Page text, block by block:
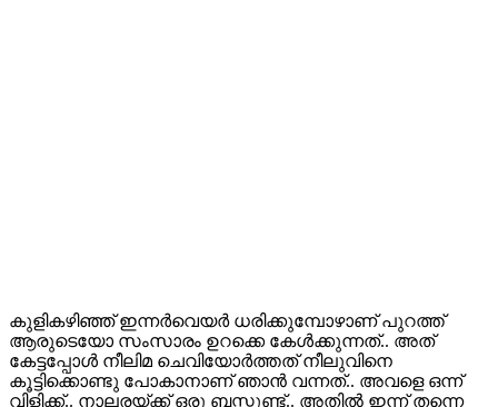
കുളികഴിഞ്ഞ് ഇന്നർവെയർ ധരിക്കുമ്പോഴാണ് പുറത്ത്
ആരുടെയോ സംസാരം ഉറക്കെ കേൾക്കുന്നത്.. അത്
കേട്ടപ്പോൾ നീലിമ ചെവിയോർത്തത് നീലുവിനെ
കൂട്ടിക്കൊണ്ടു പോകാനാണ് ഞാൻ വന്നത്.. അവളെ ഒന്ന്
വിളിക്ക്.. നാലരയ്ക്ക് ഒരു ബസ്സുണ്ട്.. അതിൽ ഇന്ന് തന്നെ